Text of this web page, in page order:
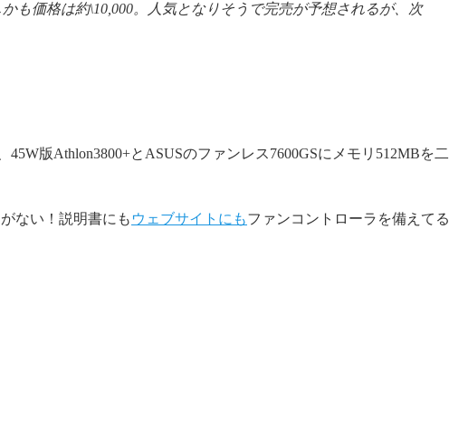
も価格は約\10,000。人気となりそうで完売が予想されるが、次
版Athlon3800+とASUSのファンレス7600GSにメモリ512MBを二
ない！説明書にも ウェブサイトにもファンコントローラを備えてる